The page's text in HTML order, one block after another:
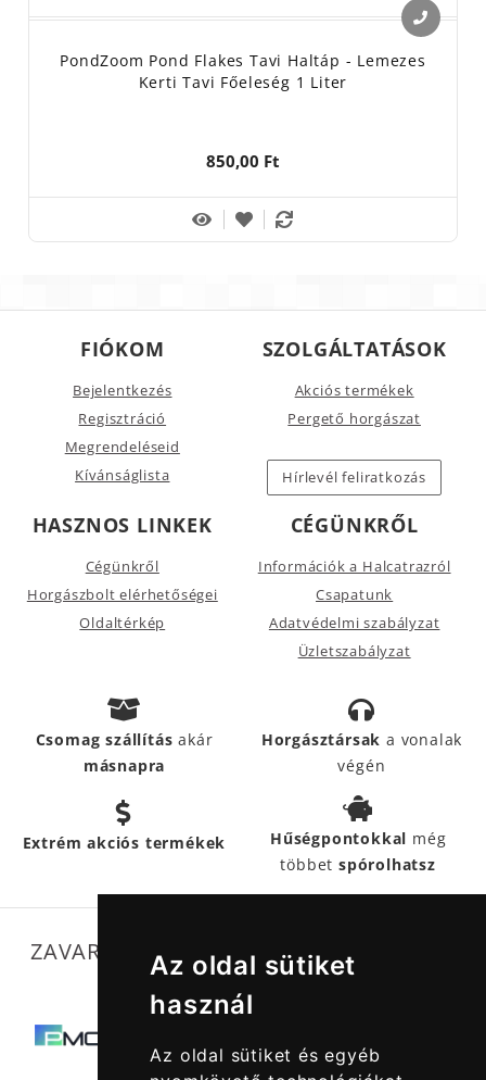
Az oldal sütiket
használ
Az oldal sütiket és egyéb
PondZoom Pond Flakes Tavi Haltáp - Lemezes
Kerti Tavi Főeleség 1 Liter
850,00 Ft
FIÓKOM
Bejelentkezés
Regisztráció
Megrendeléseid
Kívánságlista
SZOLGÁLTATÁSOK
Akciós termékek
Pergető horgászat
Hírlevél feliratkozás
HASZNOS LINKEK
Cégünkről
Horgászbolt elérhetőségei
Oldaltérkép
CÉGÜNKRŐL
Információk a Halcatrazról
Csapatunk
Adatvédelmi szabályzat
Üzletszabályzat
Csomag szállításakár
másnapra
Horgásztársak a vonalak
végén
Extrém akciós termékek Hűségpontokkal még
többetspórolhatsz
ZAVARTALAN MŰKÖDÉSÜNKET SEGÍTIK